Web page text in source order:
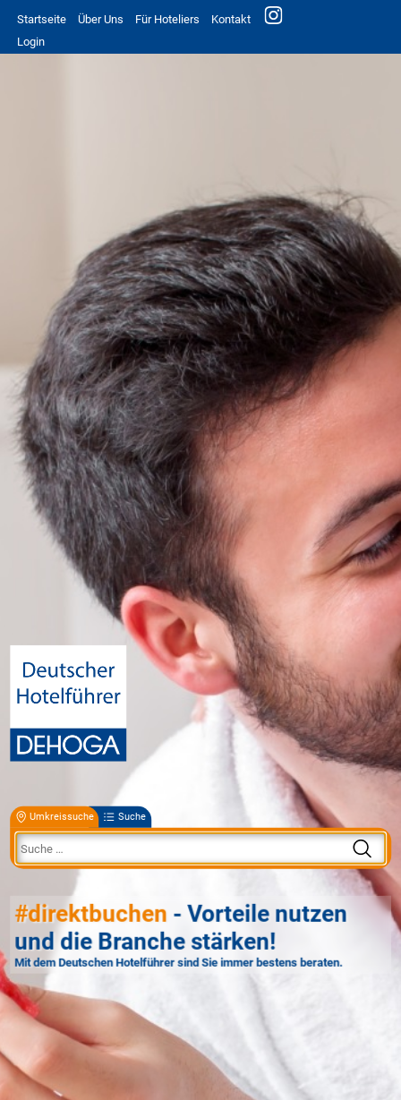
Startseite Über Uns Für Hoteliers
Kontakt
Login
Umkreissuche Suche
#direktbuchen - Vorteile nutzen
und die Branche stärken!
Mit dem Deutschen Hotelführer sind Sie immer bestens beraten.